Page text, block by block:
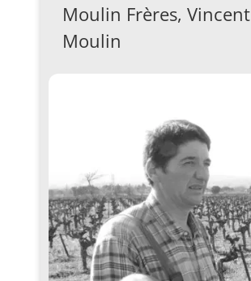
Moulin Frères, Vincent
Moulin